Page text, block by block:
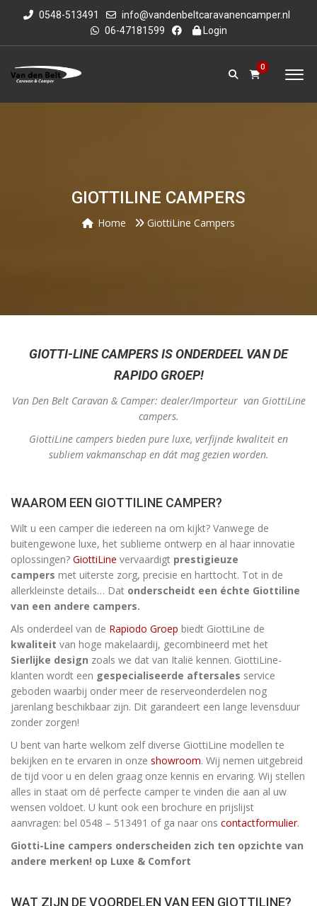
0548-513491
info@vandenbeltcaravanencamper.nl
06-47181599
Login
0
GIOTTILINE CAMPERS
Home GiottiLine Campers
GIOTTI-LINE CAMPERS IS ONDERDEEL VAN DE
RAPIDO GROEP!
Van Den Belt Caravan & Camper: dealer/Importeur van GiottiLine
campers.
GiottiLine campers bieden pure luxe, verfijnde kwaliteit en
subliem vakmanschap en dát mag gezien worden.
WAAROM EEN GIOTTILINE CAMPER?
Wilt u een camper die iedereen na om kijkt? Vanwege de
buitengewone luxe, het sublieme ontwerp en al haar innovatie
oplossingen? GiottiLine vervaardigt prestigieuze
campers met uiterste zorg, precisie en harttocht. Tot in de
allerkleinste details… Dat onderscheidt een échte Giottiline
van een andere campers.
Als onderdeel van de Rapiodo Groep biedt GiottiLine de
kwaliteit van hoge makelaardij, gecombineerd met het
Sierlijke design zoals we dat van Italië kennen. GiottiLine-
klanten wordt een gespecialiseerde aftersales service
geboden waarbij onder meer de reserveonderdelen nog
jarenlang beschikbaar zijn. Dit garandeert een lange levensduur
zonder zorgen!
U bent van harte welkom zelf diverse GiottiLine modellen te
bekijken en te ervaren in onze showroom. Wij nemen uitgebreid
de tijd voor u en delen graag onze kennis en ervaring. Wij stellen
alles in staat om dé perfecte camper te vinden die aan al uw
wensen voldoet. U kunt ook een brochure en prijslijst
aanvragen: bel 0548 – 513491 of ga naar ons contactformulier.
Giotti-Line campers onderscheiden zich ten opzichte van
andere merken! op Luxe & Comfort
WAT ZIJN DE VOORDELEN VAN EEN GIOTTILINE?